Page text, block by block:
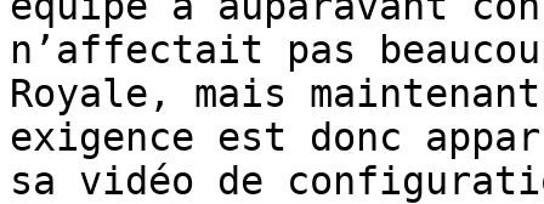
n’affectait pas
Royale, mais
exigence est donc
sa vidéo de